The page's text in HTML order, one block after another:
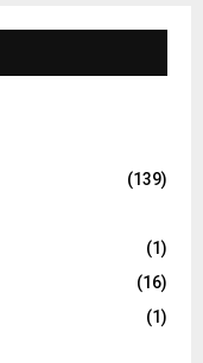
(139)
(1)
(16)
(1)